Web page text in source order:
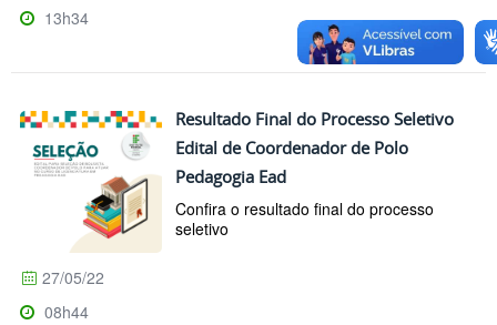
13h34
Resultado Final do Processo Seletivo
Edital de Coordenador de Polo
Pedagogia Ead
Confira o resultado final do processo
seletivo
27/05/22
08h44